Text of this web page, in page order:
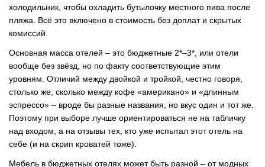
холодильник, чтобы охладить бутылочку местного пива после
пляжа. Всё это включено в стоимость без доплат и скрытых
комиссий.
Основная масса отелей – это бюджетные 2*–3*, или отели
вообще без звёзд, но по факту соответствующие этим
уровням. Отличий между двойкой и тройкой, честно говоря,
столько же, сколько между кофе «американо» и «длинным
эспрессо» – вроде бы разные названия, но вкус один и тот же.
Поэтому при выборе лучше ориентироваться не на табличку
над входом, а на отзывы тех, кто уже испытал этот отель на
себе (и на скрип кроватей тоже).
Мебель в бюджетных отелях может быть разной – от модных